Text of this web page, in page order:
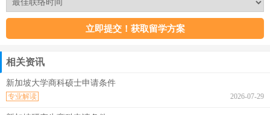
相关资讯
新加坡大学商科硕士申请条件
2026-07-29
专业解读